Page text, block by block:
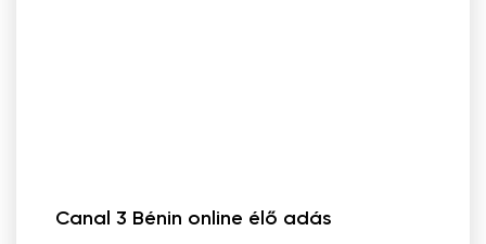
Canal 3 Bénin online élő adás